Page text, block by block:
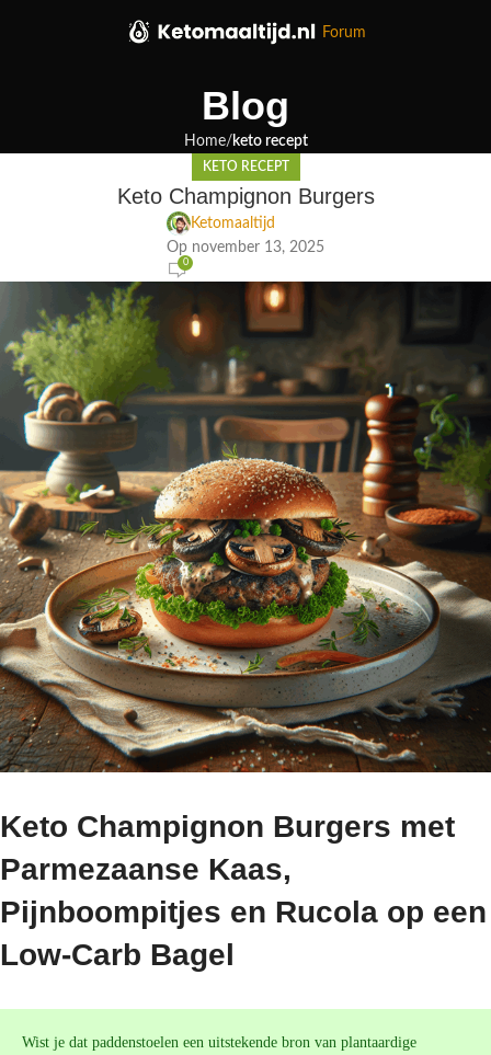
Forum
Blog
Home keto recept
KETO RECEPT
Keto Champignon Burgers
Ketomaaltijd
Op november 13, 2025
0
Keto Champignon Burgers met
Parmezaanse Kaas,
Pijnboompitjes en Rucola op een
Low-Carb Bagel
Wist je dat paddenstoelen een uitstekende bron van plantaardige